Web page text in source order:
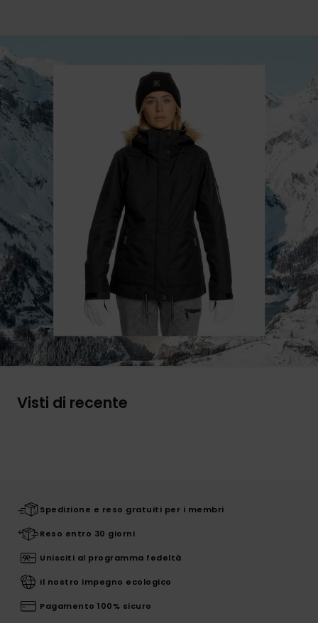
Visti di recente
Spedizione e reso gratuiti per i membri
Reso entro 30 giorni
Unisciti al programma fedeltà
Il nostro impegno ecologico
Pagamento 100% sicuro